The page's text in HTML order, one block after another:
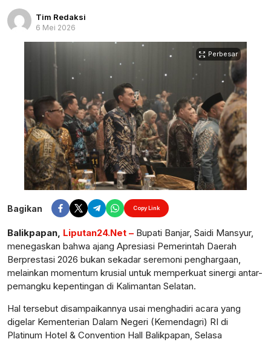
Tim Redaksi
6 Mei 2026
Perbesar
Bagikan Copy Link
Balikpapan, Liputan24.Net – Bupati Banjar, Saidi Mansyur,
menegaskan bahwa ajang Apresiasi Pemerintah Daerah
Berprestasi 2026 bukan sekadar seremoni penghargaan,
melainkan momentum krusial untuk memperkuat sinergi antar-
pemangku kepentingan di Kalimantan Selatan.
Hal tersebut disampaikannya usai menghadiri acara yang
digelar Kementerian Dalam Negeri (Kemendagri) RI di
Platinum Hotel & Convention Hall Balikpapan, Selasa